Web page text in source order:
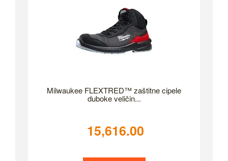
Milwaukee FLEXTRED™ zaštitne cipele
duboke veličin...
15,616.00